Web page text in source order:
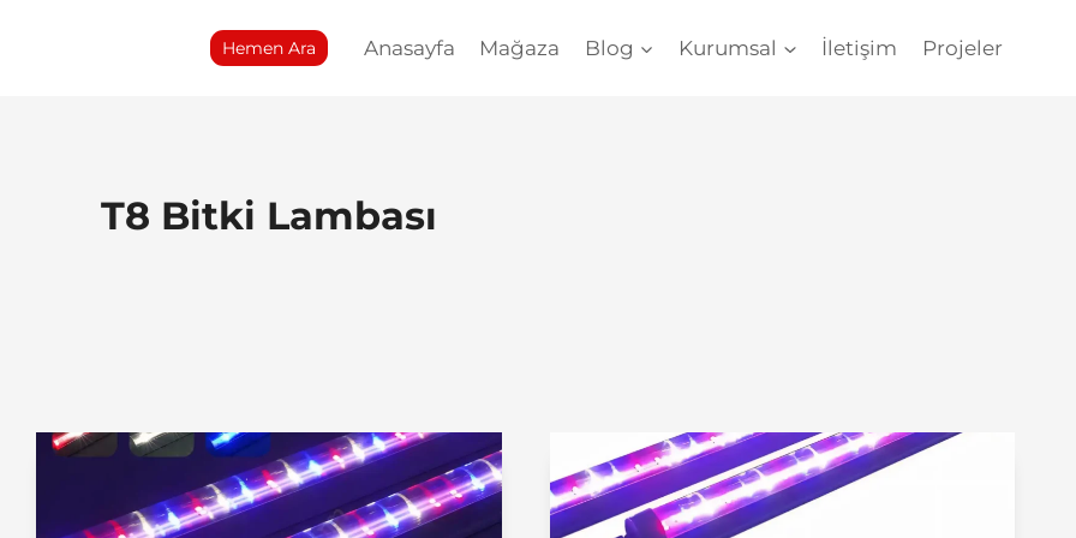
Hemen Ara Anasayfa Mağaza Blog Kurumsal İletişim Projeler
T8 Bitki Lambası